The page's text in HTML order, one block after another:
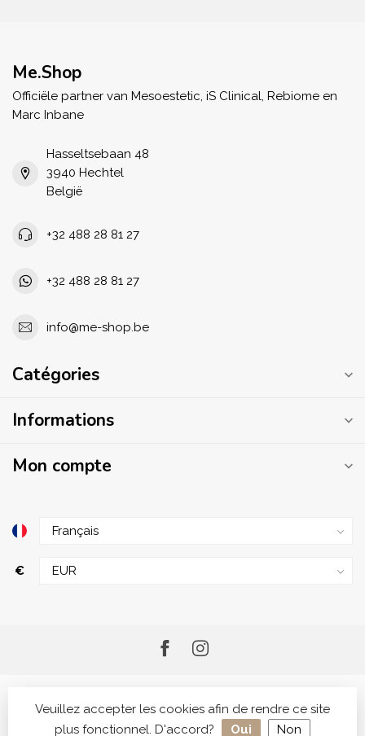
Me.Shop
Officiële partner van Mesoestetic, iS Clinical, Rebiome en
Marc Inbane
Hasseltsebaan 48
3940 Hechtel
België
+32 488 28 81 27
+32 488 28 81 27
info@me-shop.be
Catégories
Informations
Mon compte
€
Veuillez accepter les cookies afin de rendre ce site
plus fonctionnel. D'accord?
Oui Non